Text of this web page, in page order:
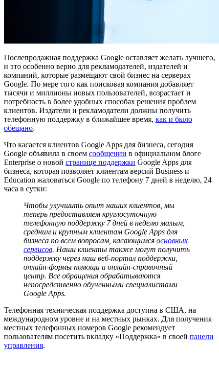
Послепродажная поддержка Google оставляет желать лучшего,
и это особенно верно для рекламодателей, издателей и
компаний, которые размещают свой бизнес на серверах
Google. По мере того как поисковая компания добавляет
тысячи и миллионы новых пользователей, возрастает и
потребность в более удобных способах решения проблем
клиентов. Издатели и рекламодатели должны получить
телефонную поддержку в ближайшее время, как и было
обещано.
Что касается клиентов Google Apps для бизнеса, сегодня
Google объявила в своем сообщении в официальном блоге
Enterprise о новой странице поддержки Google Apps для
бизнеса, которая позволяет клиентам версий Business и
Education жаловаться Google по телефону 7 дней в неделю, 24
часа в сутки:
Чтобы улучшить опыт наших клиентов, мы
теперь предоставляем круглосуточную
телефонную поддержку 7 дней в неделю малым,
средним и крупным клиентам Google Apps для
бизнеса по всем вопросам, касающимся основных
сервисов. Наши клиенты также могут получить
поддержку через наш веб-портал поддержки,
онлайн-формы помощи и онлайн-справочный
центр. Все обращения обрабатываются
непосредственно обученными специалистами
Google Apps.
Телефонная техническая поддержка доступна в США, на
международном уровне и на местных рынках. Для получения
местных телефонных номеров Google рекомендует
пользователям посетить вкладку «Поддержка» в своей панели
управления.